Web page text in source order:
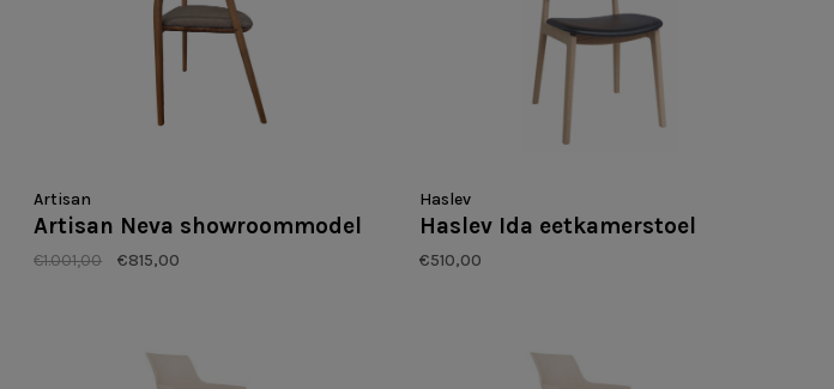
Artisan
Artisan Neva showroommodel
€1.001,00 €815,00
Haslev
Haslev Ida eetkamerstoel
€510,00